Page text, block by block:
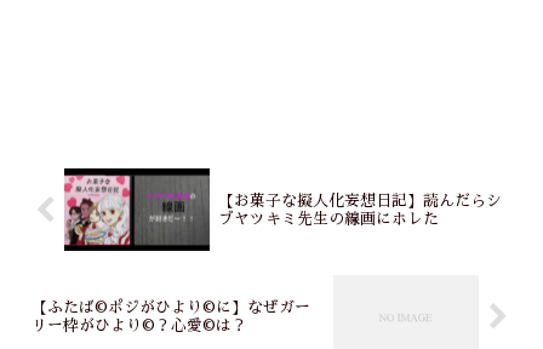
【お菓子な擬人化妄想日記】読んだらシ
ブヤツキミ先生の線画にホレた
【ふたば©ポジがひより©に】なぜガー
リー枠がひより©？心愛©は？